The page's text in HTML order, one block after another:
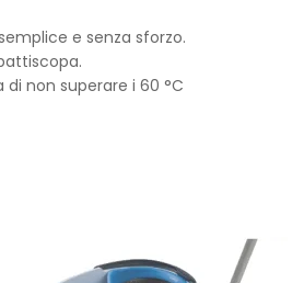
e senza sforzo.
non superare i 60 °C